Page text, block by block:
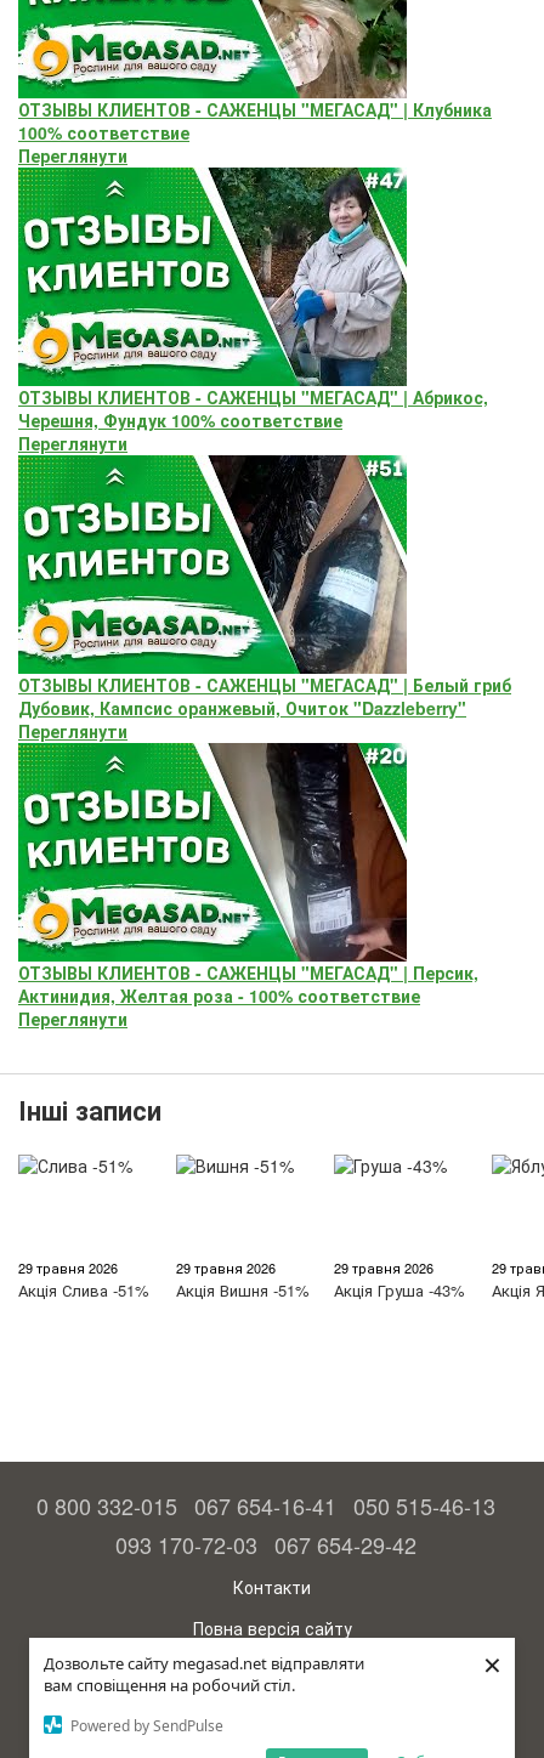
Дозвольте сайту megasad.net відправляти
вам сповіщення на робочий стіл.
Powered by SendPulse
×
ОТЗЫВЫ КЛИЕНТОВ - САЖЕНЦЫ "МЕГАСАД" | Клубника
100% соответствие
Переглянути
ОТЗЫВЫ КЛИЕНТОВ - САЖЕНЦЫ "МЕГАСАД" | Абрикос,
Черешня, Фундук 100% соответствие
Переглянути
ОТЗЫВЫ КЛИЕНТОВ - САЖЕНЦЫ "МЕГАСАД" | Белый гриб
Дубовик, Кампсис оранжевый, Очиток "Dazzleberry"
Переглянути
ОТЗЫВЫ КЛИЕНТОВ - САЖЕНЦЫ "МЕГАСАД" | Персик,
Актинидия, Желтая роза - 100% соответствие
Переглянути
Інші записи
29 травня 2026
Акція Слива -51%
29 травня 2026
Акція Вишня -51%
29 травня 2026
Акція Груша -43%
29
Акція
0 800 332-015 067 654-16-41
050 515-46-13
093 170-72-03 067 654-29-42
Контакти
Повна версія сайту
© 2015—2026
Megasad – гарантія високого врожаю
рус (країна-терорист)